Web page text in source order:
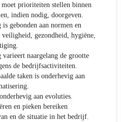
moet prioriteiten stellen binnen
indien nodig, doorgeven.
gebonden aan normen en
gezondheid, hygiëne,
varieert naargelang de grootte
de bedrijfsactiviteiten.
taken is onderhevig aan
aan evoluties.
en pieken bereiken
en de situatie in het bedrijf.